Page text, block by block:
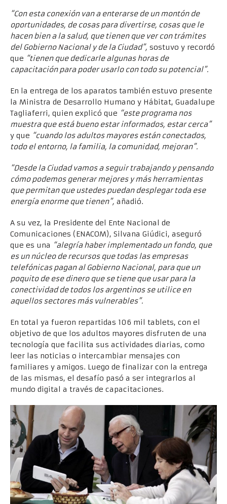
“Con esta conexión van a enterarse de un montón de
oportunidades, de cosas para divertirse, cosas que le
hacen bien a la salud, que tienen que ver con trámites
del Gobierno Nacional y de la Ciudad”, sostuvo y recordó
que “tienen que dedicarle algunas horas de
capacitación para poder usarlo con todo su potencial”.
En la entrega de los aparatos también estuvo presente
la Ministra de Desarrollo Humano y Hábitat, Guadalupe
Tagliaferri, quien explicó que “este programa nos
muestra que está bueno estar informados, estar cerca”
y que “cuando los adultos mayores están conectados,
todo el entorno, la familia, la comunidad, mejoran”.
“Desde la Ciudad vamos a seguir trabajando y pensando
cómo podemos generar mejores y más herramientas
que permitan que ustedes puedan desplegar toda ese
energía enorme que tienen”, añadió.
A su vez, la Presidente del Ente Nacional de
Comunicaciones (ENACOM), Silvana Giúdici, aseguró
que es una “alegría haber implementado un fondo, que
es un núcleo de recursos que todas las empresas
telefónicas pagan al Gobierno Nacional, para que un
poquito de ese dinero que se tiene que usar para la
conectividad de todos los argentinos se utilice en
aquellos sectores más vulnerables”.
En total ya fueron repartidas 106 mil tablets, con el
objetivo de que los adultos mayores disfruten de una
tecnología que facilita sus actividades diarias, como
leer las noticias o intercambiar mensajes con
familiares y amigos. Luego de finalizar con la entrega
de las mismas, el desafío pasó a ser integrarlos al
mundo digital a través de capacitaciones.